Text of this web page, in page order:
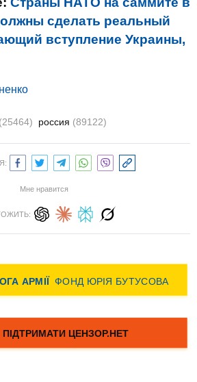
сделать реальный
вступление Украины,
(25464) россия (89122)
Мне нравится